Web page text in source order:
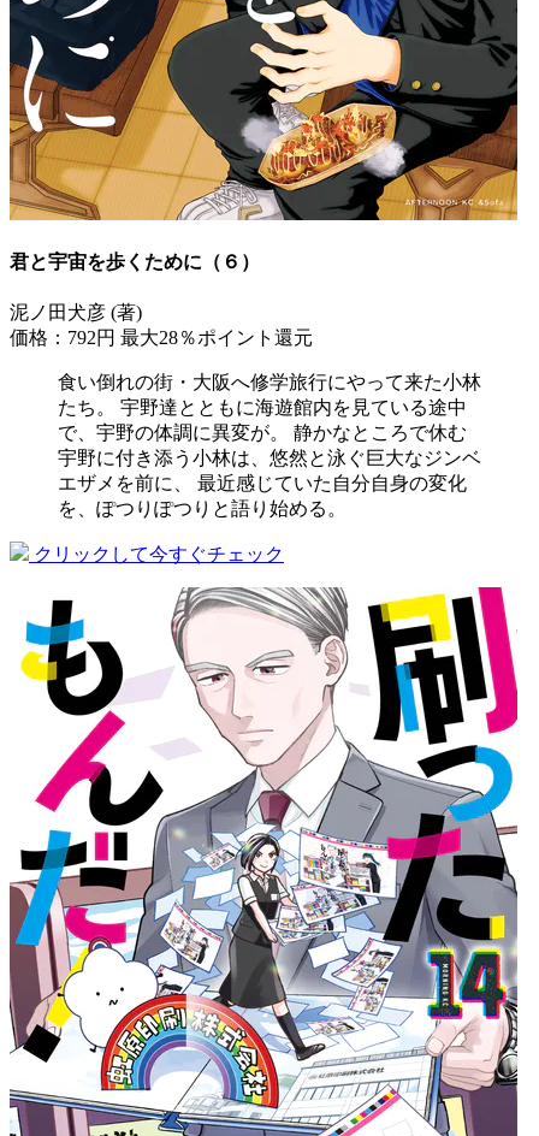
君と宇宙を歩くために（６）
泥ノ田犬彦 (著)
価格：792円 最大28％ポイント還元
食い倒れの街・大阪へ修学旅行にやって来た小林
たち。 宇野達とともに海遊館内を見ている途中
で、宇野の体調に異変が。 静かなところで休む
宇野に付き添う小林は、悠然と泳ぐ巨大なジンベ
エザメを前に、 最近感じていた自分自身の変化
を、ぽつりぽつりと語り始める。
クリックして今すぐチェック